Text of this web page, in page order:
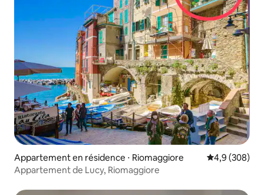
Appartement en résidence ⋅ Riomaggiore Évaluation
4,9 (308)
Appartement de Lucy, Riomaggiore